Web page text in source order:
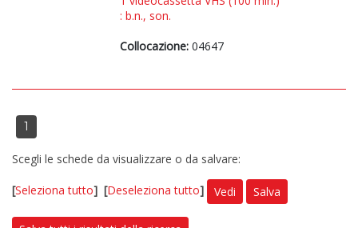
: b.n., son.
Collocazione: 04647
1
Scegli le schede da visualizzare o da salvare:
[Seleziona tutto] [Deseleziona tutto] Vedi Salva